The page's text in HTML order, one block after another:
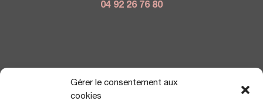
Gérer le consentement aux
cookies
04 92 26 76 80
NOUS TROUVER